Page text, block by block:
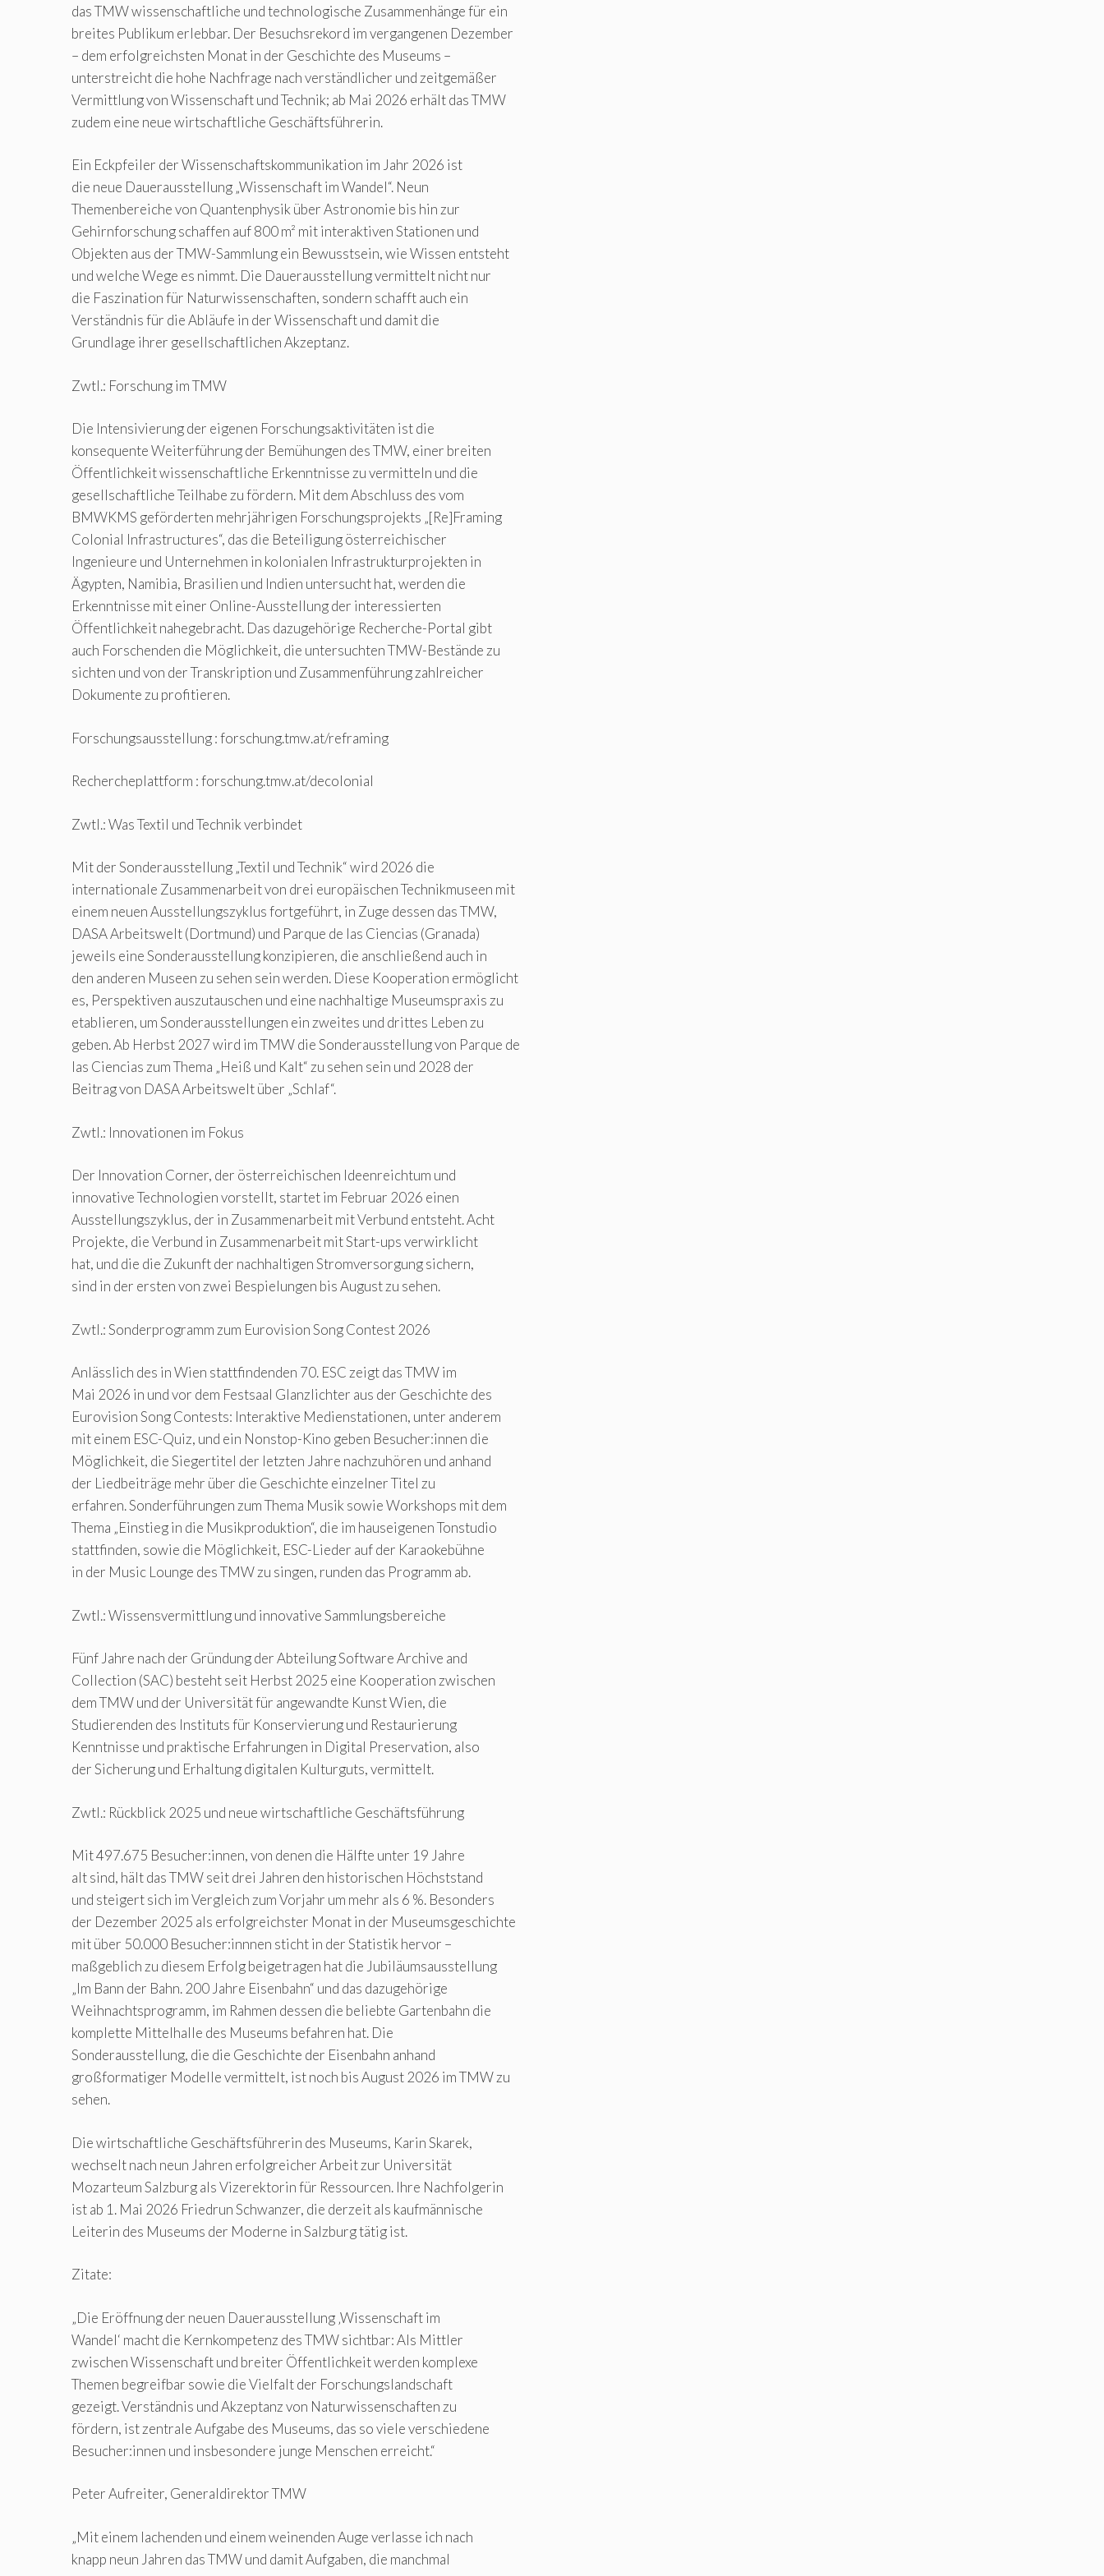
das TMW wissenschaftliche und technologische Zusammenhänge für ein
breites Publikum erlebbar. Der Besuchsrekord im vergangenen Dezember
– dem erfolgreichsten Monat in der Geschichte des Museums –
unterstreicht die hohe Nachfrage nach verständlicher und zeitgemäßer
Vermittlung von Wissenschaft und Technik; ab Mai 2026 erhält das TMW
zudem eine neue wirtschaftliche Geschäftsführerin.
Ein Eckpfeiler der Wissenschaftskommunikation im Jahr 2026 ist
die neue Dauerausstellung „Wissenschaft im Wandel“. Neun
Themenbereiche von Quantenphysik über Astronomie bis hin zur
Gehirnforschung schaffen auf 800 m² mit interaktiven Stationen und
Objekten aus der TMW-Sammlung ein Bewusstsein, wie Wissen entsteht
und welche Wege es nimmt. Die Dauerausstellung vermittelt nicht nur
die Faszination für Naturwissenschaften, sondern schafft auch ein
Verständnis für die Abläufe in der Wissenschaft und damit die
Grundlage ihrer gesellschaftlichen Akzeptanz.
Zwtl.: Forschung im TMW
Die Intensivierung der eigenen Forschungsaktivitäten ist die
konsequente Weiterführung der Bemühungen des TMW, einer breiten
Öffentlichkeit wissenschaftliche Erkenntnisse zu vermitteln und die
gesellschaftliche Teilhabe zu fördern. Mit dem Abschluss des vom
BMWKMS geförderten mehrjährigen Forschungsprojekts „[Re]Framing
Colonial Infrastructures“, das die Beteiligung österreichischer
Ingenieure und Unternehmen in kolonialen Infrastrukturprojekten in
Ägypten, Namibia, Brasilien und Indien untersucht hat, werden die
Erkenntnisse mit einer Online-Ausstellung der interessierten
Öffentlichkeit nahegebracht. Das dazugehörige Recherche-Portal gibt
auch Forschenden die Möglichkeit, die untersuchten TMW-Bestände zu
sichten und von der Transkription und Zusammenführung zahlreicher
Dokumente zu profitieren.
Forschungsausstellung : forschung.tmw.at/reframing
Rechercheplattform : forschung.tmw.at/decolonial
Zwtl.: Was Textil und Technik verbindet
Mit der Sonderausstellung „Textil und Technik“ wird 2026 die
internationale Zusammenarbeit von drei europäischen Technikmuseen mit
einem neuen Ausstellungszyklus fortgeführt, in Zuge dessen das TMW,
DASA Arbeitswelt (Dortmund) und Parque de las Ciencias (Granada)
jeweils eine Sonderausstellung konzipieren, die anschließend auch in
den anderen Museen zu sehen sein werden. Diese Kooperation ermöglicht
es, Perspektiven auszutauschen und eine nachhaltige Museumspraxis zu
etablieren, um Sonderausstellungen ein zweites und drittes Leben zu
geben. Ab Herbst 2027 wird im TMW die Sonderausstellung von Parque de
las Ciencias zum Thema „Heiß und Kalt“ zu sehen sein und 2028 der
Beitrag von DASA Arbeitswelt über „Schlaf“.
Zwtl.: Innovationen im Fokus
Der Innovation Corner, der österreichischen Ideenreichtum und
innovative Technologien vorstellt, startet im Februar 2026 einen
Ausstellungszyklus, der in Zusammenarbeit mit Verbund entsteht. Acht
Projekte, die Verbund in Zusammenarbeit mit Start-ups verwirklicht
hat, und die die Zukunft der nachhaltigen Stromversorgung sichern,
sind in der ersten von zwei Bespielungen bis August zu sehen.
Zwtl.: Sonderprogramm zum Eurovision Song Contest 2026
Anlässlich des in Wien stattfindenden 70. ESC zeigt das TMW im
Mai 2026 in und vor dem Festsaal Glanzlichter aus der Geschichte des
Eurovision Song Contests: Interaktive Medienstationen, unter anderem
mit einem ESC-Quiz, und ein Nonstop-Kino geben Besucher:innen die
Möglichkeit, die Siegertitel der letzten Jahre nachzuhören und anhand
der Liedbeiträge mehr über die Geschichte einzelner Titel zu
erfahren. Sonderführungen zum Thema Musik sowie Workshops mit dem
Thema „Einstieg in die Musikproduktion“, die im hauseigenen Tonstudio
stattfinden, sowie die Möglichkeit, ESC-Lieder auf der Karaokebühne
in der Music Lounge des TMW zu singen, runden das Programm ab.
Zwtl.: Wissensvermittlung und innovative Sammlungsbereiche
Fünf Jahre nach der Gründung der Abteilung Software Archive and
Collection (SAC) besteht seit Herbst 2025 eine Kooperation zwischen
dem TMW und der Universität für angewandte Kunst Wien, die
Studierenden des Instituts für Konservierung und Restaurierung
Kenntnisse und praktische Erfahrungen in Digital Preservation, also
der Sicherung und Erhaltung digitalen Kulturguts, vermittelt.
Zwtl.: Rückblick 2025 und neue wirtschaftliche Geschäftsführung
Mit 497.675 Besucher:innen, von denen die Hälfte unter 19 Jahre
alt sind, hält das TMW seit drei Jahren den historischen Höchststand
und steigert sich im Vergleich zum Vorjahr um mehr als 6 %. Besonders
der Dezember 2025 als erfolgreichster Monat in der Museumsgeschichte
mit über 50.000 Besucher:innnen sticht in der Statistik hervor –
maßgeblich zu diesem Erfolg beigetragen hat die Jubiläumsausstellung
„Im Bann der Bahn. 200 Jahre Eisenbahn“ und das dazugehörige
Weihnachtsprogramm, im Rahmen dessen die beliebte Gartenbahn die
komplette Mittelhalle des Museums befahren hat. Die
Sonderausstellung, die die Geschichte der Eisenbahn anhand
großformatiger Modelle vermittelt, ist noch bis August 2026 im TMW zu
sehen.
Die wirtschaftliche Geschäftsführerin des Museums, Karin Skarek,
wechselt nach neun Jahren erfolgreicher Arbeit zur Universität
Mozarteum Salzburg als Vizerektorin für Ressourcen. Ihre Nachfolgerin
ist ab 1. Mai 2026 Friedrun Schwanzer, die derzeit als kaufmännische
Leiterin des Museums der Moderne in Salzburg tätig ist.
Zitate:
„Die Eröffnung der neuen Dauerausstellung ‚Wissenschaft im
Wandel‘ macht die Kernkompetenz des TMW sichtbar: Als Mittler
zwischen Wissenschaft und breiter Öffentlichkeit werden komplexe
Themen begreifbar sowie die Vielfalt der Forschungslandschaft
gezeigt. Verständnis und Akzeptanz von Naturwissenschaften zu
fördern, ist zentrale Aufgabe des Museums, das so viele verschiedene
Besucher:innen und insbesondere junge Menschen erreicht.“
Peter Aufreiter, Generaldirektor TMW
„Mit einem lachenden und einem weinenden Auge verlasse ich nach
knapp neun Jahren das TMW und damit Aufgaben, die manchmal